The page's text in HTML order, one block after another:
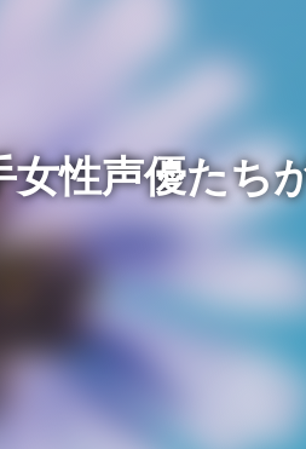
女性声優たち